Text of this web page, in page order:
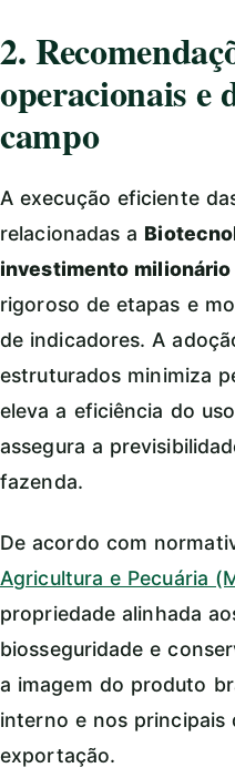
2.
operacionais e
campo
A execução eficiente
relacionadas a
investimento milionário
rigoroso de etapas e
de indicadores. A
estruturados minimiza
eleva a eficiência do
assegura a
fazenda.
De acordo com
Agricultura e Pecuária
propriedade alinhada
biosseguridade e
a imagem do produto
interno e nos principais
exportação.